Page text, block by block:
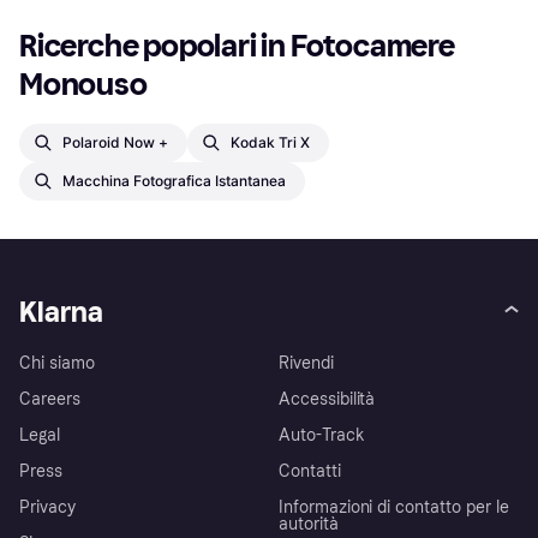
Ricerche popolari in Fotocamere
Monouso
Polaroid Now + Kodak Tri X
Macchina Fotografica Istantanea
Klarna
Chi siamo
Careers
Legal
Press
Privacy
Rivendi
Accessibilità
Auto-Track
Contatti
Informazioni di contatto per le
autorità